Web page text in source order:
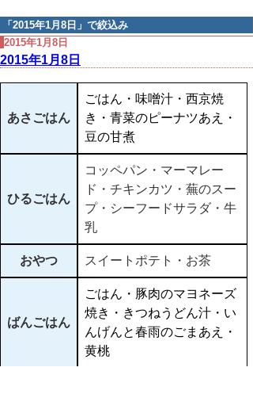
「 2015年1月8日 」で絞込み
2015年1月8日
2015年1月8日
あさごはん
ごはん・味噌汁・西京焼
き・青菜のピーナツあえ・
豆の甘煮
ひるごはん
コッペパン・マーマレー
ド・チキンカツ・蕪のスー
プ・シーフードサラダ・牛
乳
おやつ スイートポテト・お茶
ばんごはん
ごはん・豚肉のマヨネーズ
焼き・きつねうどん汁・い
んげんと春雨のごまあえ・
黄桃